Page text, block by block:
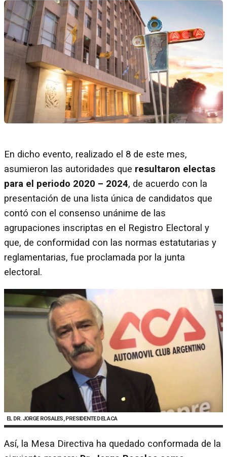
En dicho evento, realizado el 8 de este mes,
asumieron las autoridades que resultaron electas
para el periodo 2020 – 2024, de acuerdo con la
presentación de una lista única de candidatos que
contó con el consenso unánime de las
agrupaciones inscriptas en el Registro Electoral y
que, de conformidad con las normas estatutarias y
reglamentarias, fue proclamada por la junta
electoral.
EL DR. JORGE ROSALES, PRESIDENTE DEL ACA
Así, la Mesa Directiva ha quedado conformada de la